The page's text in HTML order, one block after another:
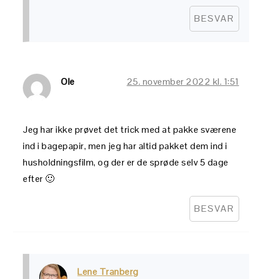
BESVAR
Ole 25. november 2022 kl. 1:51
Jeg har ikke prøvet det trick med at pakke sværene
ind i bagepapir, men jeg har altid pakket dem ind i
husholdningsfilm, og der er de sprøde selv 5 dage
efter 🙂
BESVAR
Lene Tranberg